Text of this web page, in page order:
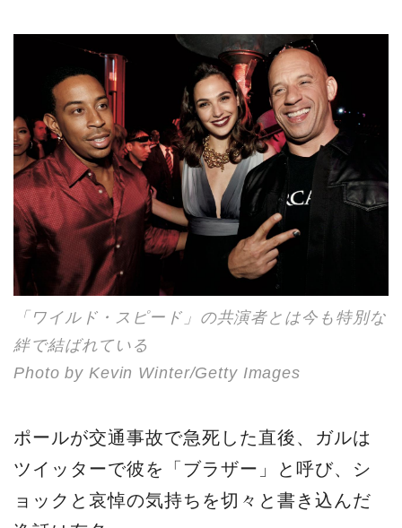
「ワイルド・スピード」の共演者とは今も特別な
絆で結ばれている
Photo by Kevin Winter/Getty Images
ポールが交通事故で急死した直後、ガルは
ツイッターで彼を「ブラザー」と呼び、シ
ョックと哀悼の気持ちを切々と書き込んだ